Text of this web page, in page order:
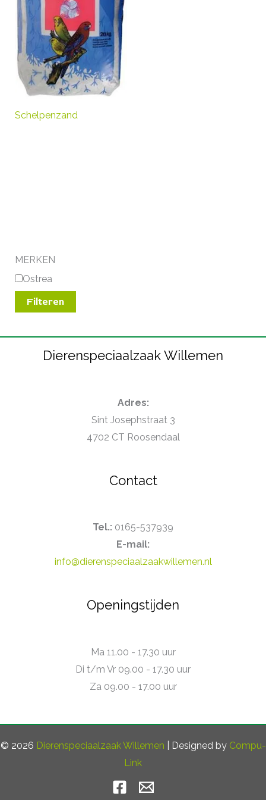
Schelpenzand
MERKEN
Ostrea
Filteren
Dierenspeciaalzaak Willemen
Adres:
Sint Josephstraat 3
4702 CT Roosendaal
Contact
Tel.: 0165-537939
E-mail:
info@dierenspeciaalzaakwillemen.nl
Openingstijden
Ma 11.00 - 17.30 uur
Di t/m Vr 09.00 - 17.30 uur
Za 09.00 - 17.00 uur
© 2026 Dierenspeciaalzaak Willemen | Designed by Compu-
Link